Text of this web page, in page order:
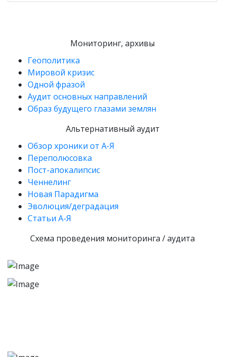
Мониторинг, архивы
Геополитика
Мировой кризис
Одной фразой
Аудит основных направлений
Образ будущего глазами землян
Альтернативный аудит
Обзор хроники от А-Я
Переполюсовка
Пост-апокалипсис
Ченнелинг
Новая Парадигма
Эволюция/деградация
Статьи А-Я
Схема проведения мониторинга / аудита